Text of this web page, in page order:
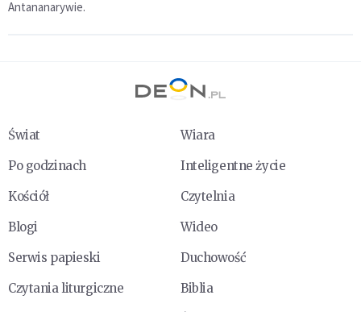
Antananarywie.
Świat
Wiara
Po godzinach
Inteligentne życie
Kościół
Czytelnia
Blogi
Wideo
Serwis papieski
Duchowość
Czytania liturgiczne
Biblia